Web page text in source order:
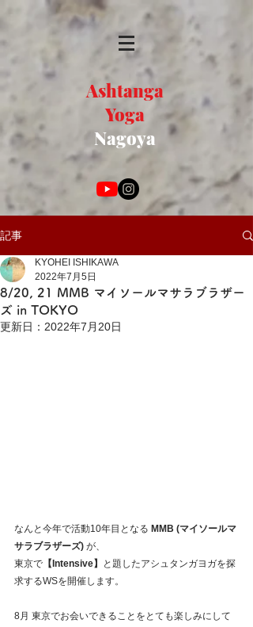
Ashtanga
Yoga
Nagoya
記事
8/20, 21 MMB マイソールマサラブラザー
ズ in TOKYO
KYOHEI ISHIKAWA
2022年7月5日
更新日： 2022年7月20日
なんと今年で活動10年目となる MMB (マイソールマ
サラブラザーズ) が、
東京で 【Intensive】
と題したアシュタンガヨガを探
求するWSを開催します。
8月 東京でお会いできることをとても楽しみにして